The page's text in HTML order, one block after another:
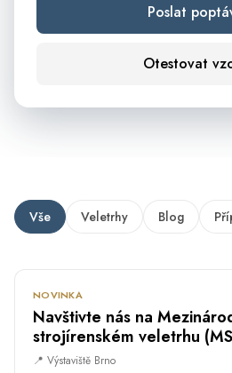
Poslat
Otestovat
Vše Veletrhy Blog
ŘÍJ
NOVINKA
Navštivte nás na
strojírenském veletrhu
📍 Výstaviště Brno